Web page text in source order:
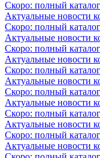
Скоро: полный
Актуальные новости
Скоро: полный
Актуальные новости
Скоро: полный
Актуальные новости
Скоро: полный
Актуальные новости
Скоро: полный
Актуальные новости
Скоро: полный
Актуальные новости
Скоро: полный
Актуальные новости